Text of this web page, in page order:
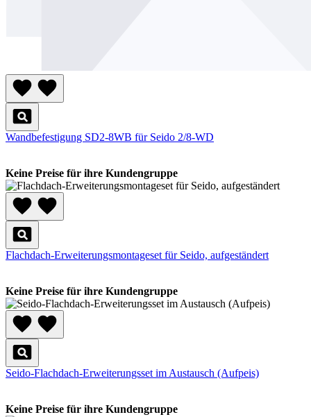
Wandbefestigung SD2-8WB für Seido 2/8-WD
Keine Preise für ihre Kundengruppe
Flachdach-Erweiterungsmontageset für Seido, aufgeständert
Keine Preise für ihre Kundengruppe
Seido-Flachdach-Erweiterungsset im Austausch (Aufpeis)
Keine Preise für ihre Kundengruppe